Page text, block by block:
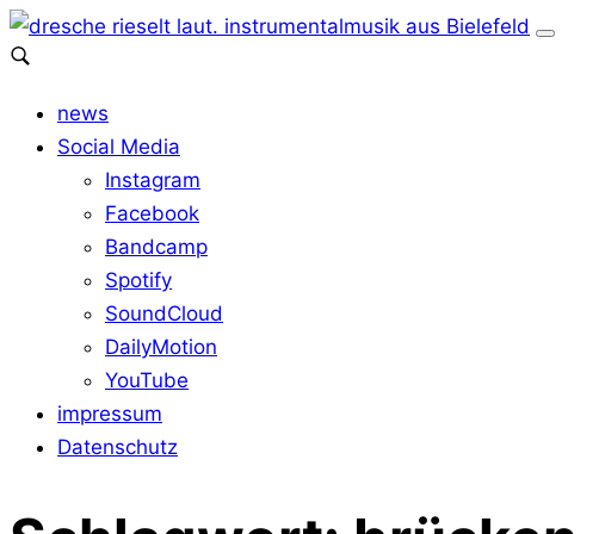
news
Social Media
Instagram
Facebook
Bandcamp
Spotify
SoundCloud
DailyMotion
YouTube
impressum
Datenschutz